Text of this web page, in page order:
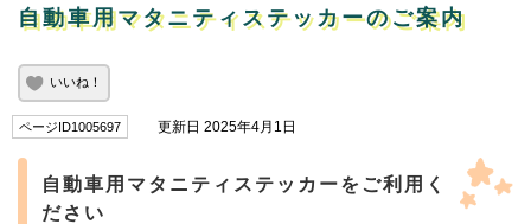
自動車用マタニティステッカーのご案内
いいね！
ページID1005697 更新日 2025年4月1日
自動車用マタニティステッカーをご利用く
ださい